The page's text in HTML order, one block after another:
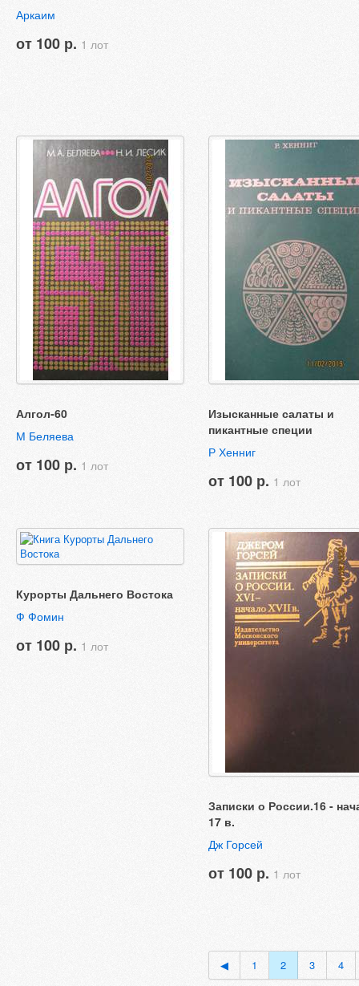
Аркаим
от 100 р. 1 лот
Алгол-60
М Беляева
от 100 р. 1 лот
Изысканные салаты и
пикантные специи
Р Хенниг
от 100 р. 1 лот
Курорты Дальнего Востока
Ф Фомин
от 100 р. 1 лот
Записки о России.16 -
17 в.
Дж Горсей
от 100 р. 1 лот
◀ 1 2 3 4